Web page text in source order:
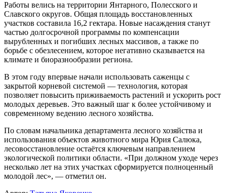
Работы велись на территории Янтарного, Полесского и
Славского округов. Общая площадь восстановленных
участков составила 16,2 гектара. Новые насаждения станут
частью долгосрочной программы по компенсации
вырубленных и погибших лесных массивов, а также по
борьбе с обезлесением, которое негативно сказывается на
климате и биоразнообразии региона.
В этом году впервые начали использовать саженцы с
закрытой корневой системой — технология, которая
позволяет повысить приживаемость растений и ускорить рост
молодых деревьев. Это важный шаг к более устойчивому и
современному ведению лесного хозяйства.
По словам начальника департамента лесного хозяйства и
использования объектов животного мира Юрия Салюка,
лесовосстановление остаётся ключевым направлением
экологической политики области. «При должном уходе через
несколько лет на этих участках сформируется полноценный
молодой лес», — отметил он.